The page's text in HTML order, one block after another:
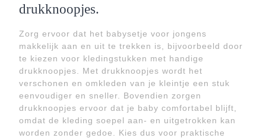
drukknoopjes.
Zorg ervoor dat het babysetje voor jongens
makkelijk aan en uit te trekken is, bijvoorbeeld door
te kiezen voor kledingstukken met handige
drukknoopjes. Met drukknoopjes wordt het
verschonen en omkleden van je kleintje een stuk
eenvoudiger en sneller. Bovendien zorgen
drukknoopjes ervoor dat je baby comfortabel blijft,
omdat de kleding soepel aan- en uitgetrokken kan
worden zonder gedoe. Kies dus voor praktische